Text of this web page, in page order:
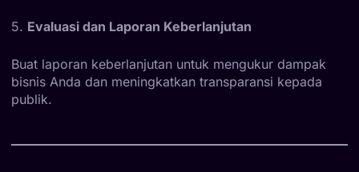
5. Evaluasi dan Laporan Keberlanjutan
Buat laporan keberlanjutan untuk mengukur dampak
bisnis Anda dan meningkatkan transparansi kepada
publik.